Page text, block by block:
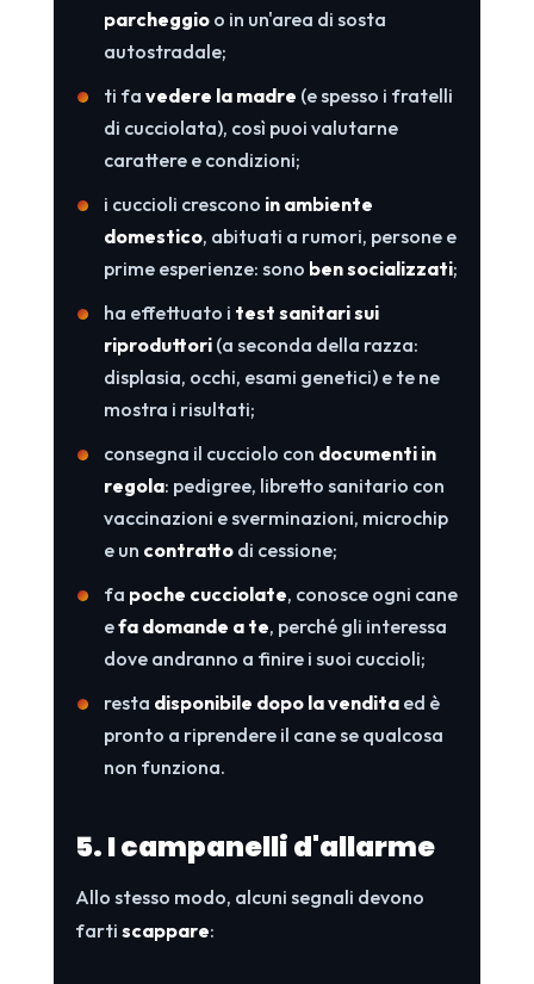
parcheggioo in un'area di sosta
autostradale;
ti fa vedere la madre (e spesso i fratelli
di cucciolata), così puoi valutarne
carattere e condizioni;
i cuccioli crescono in ambiente
domestico, abituati a rumori, persone e
prime esperienze: sono ben socializzati;
ha effettuato i test sanitari sui
riproduttori(a seconda della razza:
displasia, occhi, esami genetici) e te ne
mostra i risultati;
consegna il cucciolo con documenti in
regola: pedigree, libretto sanitario con
vaccinazioni e sverminazioni, microchip
e un contrattodi cessione;
fa poche cucciolate, conosce ogni cane
efa domande a te, perché gli interessa
dove andranno a finire i suoi cuccioli;
resta disponibile dopo la venditaed è
pronto a riprendere il cane se qualcosa
non funziona.
5. I campanelli d'allarme
Allo stesso modo, alcuni segnali devono
farti scappare: